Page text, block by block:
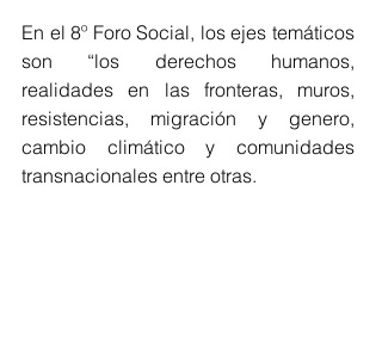
En el 8º Foro Social, los ejes temáticos
son “los derechos humanos,
realidades en las fronteras, muros,
resistencias, migración y genero,
cambio climático y comunidades
transnacionales entre otras.